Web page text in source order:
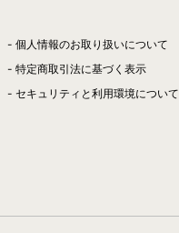
個人情報のお取り扱いについて
特定商取引法に基づく表示
セキュリティと利用環境について